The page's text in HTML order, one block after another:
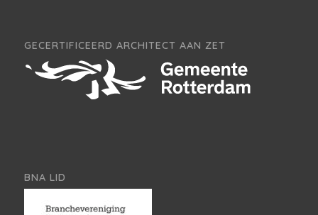
GECERTIFICEERD ARCHITECT AAN ZET
BNA LID